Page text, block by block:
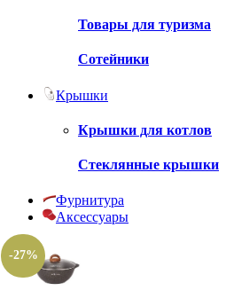
Товары для туризма
Сотейники
Крышки
Крышки для котлов
Стеклянные крышки
Фурнитура
Аксессуары
-27%